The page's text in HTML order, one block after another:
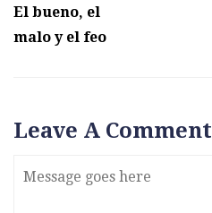
El bueno, el
malo y el feo
Leave A Comment